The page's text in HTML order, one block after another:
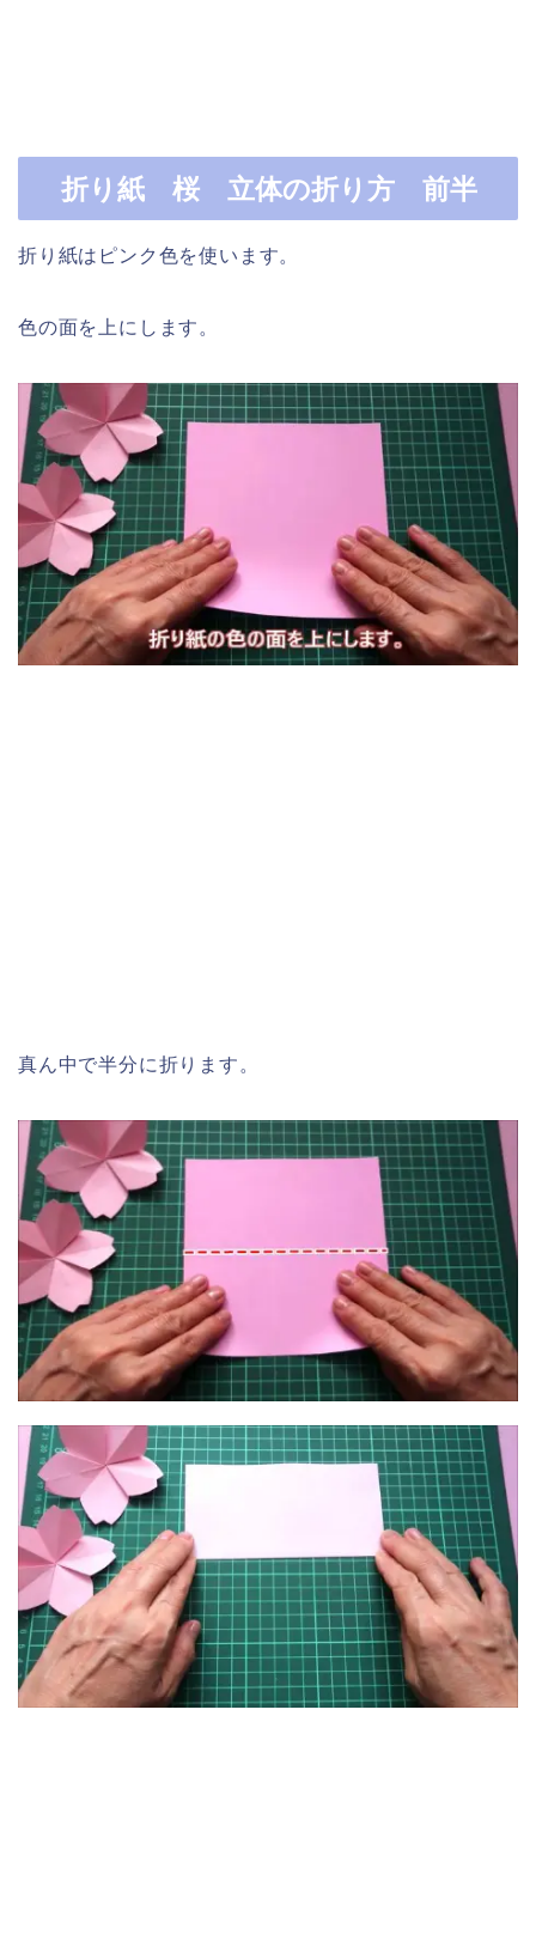
折り紙 桜 立体の折り方 前半
折り紙はピンク色を使います。
色の面を上にします。
真ん中で半分に折ります。